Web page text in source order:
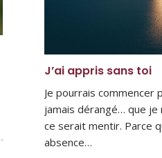
J’ai appris sans toi
Je pourrais commencer
jamais dérangé… que je
ce serait mentir. Parce
absence…